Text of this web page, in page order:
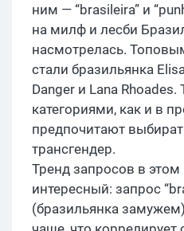
ним — “brasileira” и
на милф и лесби
насмотрелась.
стали бразильянка
Danger и Lana
категориями, как и в
предпочитают
трансгендер.
Тренд запросов в этом
интересный: запрос
(бразильянка